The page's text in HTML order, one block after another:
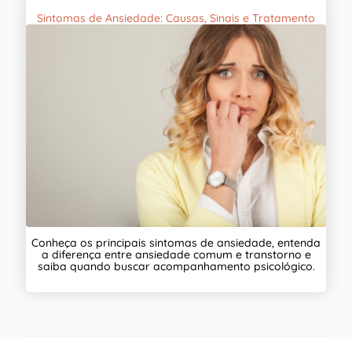
Sintomas de Ansiedade: Causas, Sinais e Tratamento
Conheça os principais sintomas de ansiedade, entenda
a diferença entre ansiedade comum e transtorno e
saiba quando buscar acompanhamento psicológico.